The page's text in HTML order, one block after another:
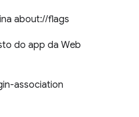
about://flags
do app da Web
association